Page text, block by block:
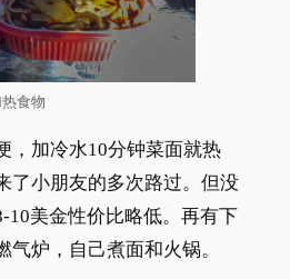
食物
，加冷水10分钟菜面就热
了小朋友的多次路过。但没
10美金性价比略低。再有下
气炉，自己煮面和火锅。